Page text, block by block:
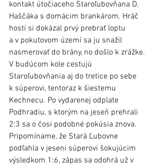
kontakt útočiaceho Staroľubovňana D.
Haščáka s domácim brankárom. Hráč
hostí si dokázal prvý prebrať loptu
a v pokutovom území sa ju snažil
nasmerovať do brány, no došlo k zrážke.
V budúcom kole cestujú
Staroľubovňania aj do tretice po sebe
k súperovi, tentoraz k šiestemu
Kechnecu. Po vydarenej odplate
Podhradiu, s ktorým na jeseň prehrali
2:3 sa o čosi podobné pokúsia znova.
Pripomíname, že Stará Ľubovne
podľahla v jeseni súperovi šokujúcim
výsledkom 1:6, zápas sa odohrá už v